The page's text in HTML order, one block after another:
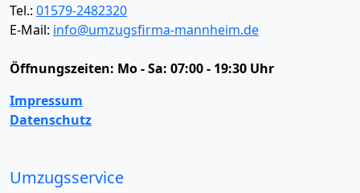
Tel.: 01579-2482320
E-Mail: info@umzugsfirma-mannheim.de
Öffnungszeiten: Mo - Sa: 07:00 - 19:30 Uhr
Impressum
Datenschutz
Umzugsservice